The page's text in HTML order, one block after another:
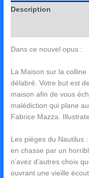
Description
Dans ce nouvel opus :
La Maison sur la
délabré. Votre but est
maison afin de vous
malédiction qui plane
Fabrice Mazza.
Les pièges du Nautilus
en chasse par un
n’avez d’autres choix
ouvrant une vieille